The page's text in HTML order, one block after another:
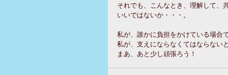
それでも、こんなとき、理解して、
いいではないか・・・。
私が、誰かに負担をかけている場合で
私が、支えにならなくてはならない
まあ、あと少し頑張ろう！